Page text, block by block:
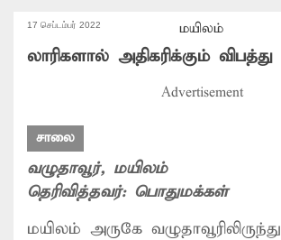
17 செப்டம்பர் 2022 மயிலம்
லாரிகளால் அதிகரிக்கும் விபத்து
Advertisement
சாலை
வழுதாவூர், மயிலம்
தெரிவித்தவர்: பொதுமக்கள்
மயிலம் அருகே வழுதாவூரிலிருந்து